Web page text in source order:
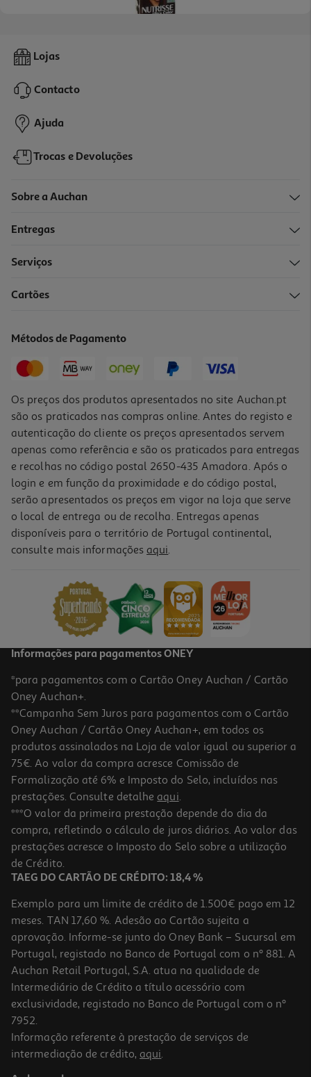
Coloração Garnier Nutrisse Nº4.15 Marron Glace
6,64 €
Coloração Palette 6.1 Louro Escuro Cendr
Coloraçao Palette 8.1 Louro Claro Cendré
4.91 €/un
4,91 €
Coloraçao Syoss 8-7 Louro Dourado Caramelo
Lojas
Contacto
Ajuda
Trocas e Devoluções
Sobre a Auchan
Entregas
Serviços
Cartões
Métodos de Pagamento
Os preços dos produtos apresentados no site Auchan.pt
são os praticados nas compras online. Antes do registo e
autenticação do cliente os preços apresentados servem
apenas como referência e são os praticados para entregas
e recolhas no código postal 2650-435 Amadora. Após o
login e em função da proximidade e do código postal,
serão apresentados os preços em vigor na loja que serve
o local de entrega ou de recolha. Entregas apenas
disponíveis para o território de Portugal continental,
consulte mais informações aqui.
Informações para pagamentos ONEY
*para pagamentos com o Cartão Oney Auchan / Cartão
Oney Auchan+.
**Campanha Sem Juros para pagamentos com o Cartão
Oney Auchan / Cartão Oney Auchan+, em todos os
produtos assinalados na Loja de valor igual ou superior a
75€. Ao valor da compra acresce Comissão de
Formalização até 6% e Imposto do Selo, incluídos nas
prestações. Consulte detalhe aqui.
***O valor da primeira prestação depende do dia da
compra, refletindo o cálculo de juros diários. Ao valor das
prestações acresce o Imposto do Selo sobre a utilização
de Crédito.
TAEG DO CARTÃO DE CRÉDITO: 18,4 %
Exemplo para um limite de crédito de 1.500€ pago em 12
meses. TAN 17,60 %. Adesão ao Cartão sujeita a
aprovação. Informe-se junto do Oney Bank – Sucursal em
Portugal, registado no Banco de Portugal com o nº 881. A
Auchan Retail Portugal, S.A. atua na qualidade de
Intermediário de Crédito a título acessório com
exclusividade, registado no Banco de Portugal com o nº
7952.
Informação referente à prestação de serviços de
intermediação de crédito, aqui.